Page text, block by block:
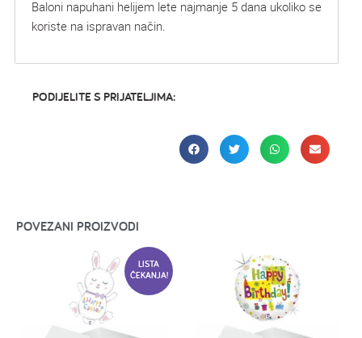
Baloni napuhani helijem lete najmanje 5 dana ukoliko se
koriste na ispravan način.
PODIJELITE S PRIJATELJIMA:
POVEZANI PROIZVODI
LISTA
ČEKANJA!